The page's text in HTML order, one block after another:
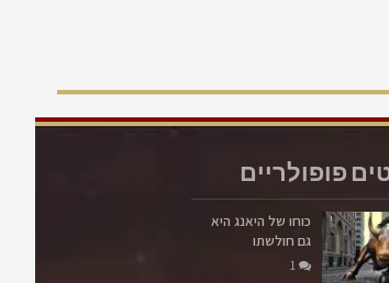
פופולריים
כוחו של היאנג היא
גם חולשתו
1